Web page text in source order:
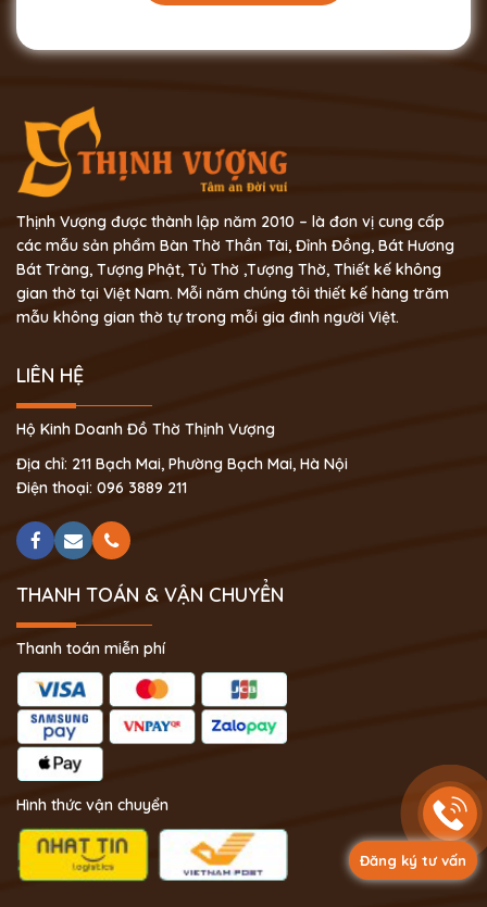
Đăng ký tư vấn
Thịnh Vượng được thành lập năm 2010 – là đơn vị cung cấp
các mẫu sản phẩm Bàn Thờ Thần Tài, Đỉnh Đồng, Bát Hương
Bát Tràng, Tượng Phật, Tủ Thờ ,Tượng Thờ, Thiết kế không
gian thờ tại Việt Nam. Mỗi năm chúng tôi thiết kế hàng trăm
mẫu không gian thờ tự trong mỗi gia đình người Việt.
LIÊN HỆ
Hộ Kinh Doanh Đồ Thờ Thịnh Vượng
Địa chỉ: 211 Bạch Mai, Phường Bạch Mai, Hà Nội
Điện thoại: 096 3889 211
THANH TOÁN & VẬN CHUYỂN
Thanh toán miễn phí
Hình thức vận chuyển